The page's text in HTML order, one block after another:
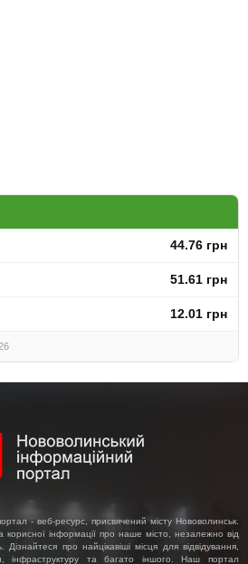
44.76 грн
51.61 грн
12.01 грн
- веб-ресурс, присвячений місту Нововолинськ.
корисної інформації про наше місто, незалежно від
про найцікавіші місця для відвідування,
інфраструктуру та багато іншого. Наш портал